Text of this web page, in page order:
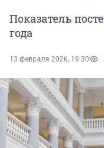
Показатель
года
13 февраля 2026, 19:30